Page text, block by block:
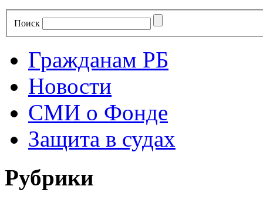
Поиск
Гражданам РБ
Новости
СМИ о Фонде
Защита в судах
Рубрики